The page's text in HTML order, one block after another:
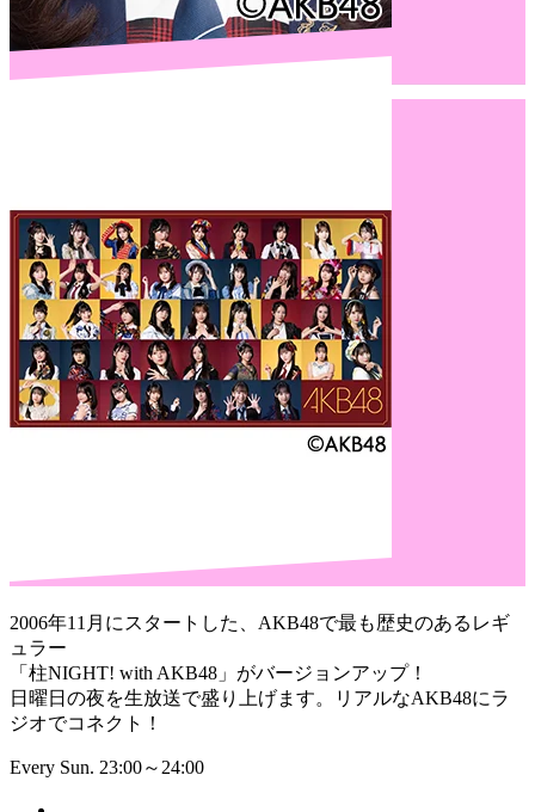
2006年11月にスタートした、AKB48で最も歴史のあるレギ
ュラー
「柱NIGHT! with AKB48」がバージョンアップ！
日曜日の夜を生放送で盛り上げます。リアルなAKB48にラ
ジオでコネクト！
Every Sun. 23:00～24:00